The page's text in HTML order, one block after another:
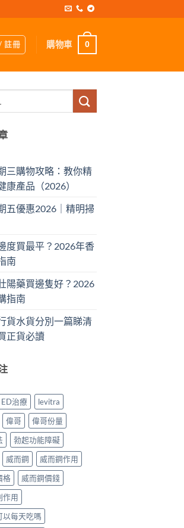
註冊 購物車 0
三購物攻略：教你精
康產品（2026）
五優惠2026｜精明掃
度買最平？2026年香
南
陽藥買邊隻好？2026
指南
貨水貨分別一篇睇清
正貨必讀
ED治療
levitra
偉哥
偉哥份量
勃起功能障礙
威而鋼
威而鋼作用
格
威而鋼價錢
作用
以每天吃嗎